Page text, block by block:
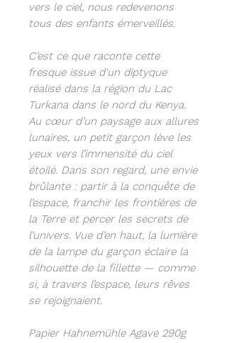
vers le ciel, nous redevenons
tous des enfants émerveillés.
C’est ce que raconte cette
fresque issue d'un diptyque
réalisé dans la région du Lac
Turkana dans le nord du Kenya.
Au cœur d’un paysage aux allures
lunaires, un petit garçon lève les
yeux vers l’immensité du ciel
étoilé. Dans son regard, une envie
brûlante : partir à la conquête de
l’espace, franchir les frontières de
la Terre et percer les secrets de
l’univers. Vue d’en haut, la lumière
de la lampe du garçon éclaire la
silhouette de la fillette — comme
si, à travers l’espace, leurs rêves
se rejoignaient.
Papier Hahnemühle Agave 290g